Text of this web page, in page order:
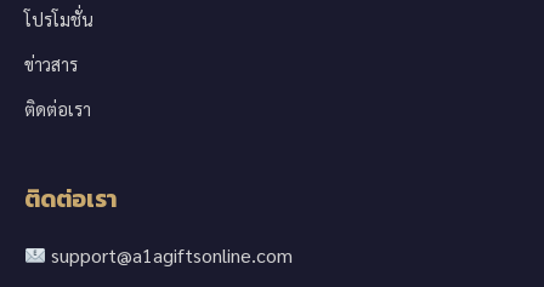
โปรโมชั่น
ข่าวสาร
ติดต่อเรา
ติดต่อเรา
support@a1agiftsonline.com